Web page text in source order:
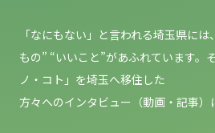
「なにもない」と言われる埼玉県に
もの” “いいこと”があふれています。
ノ・コト」を埼玉へ移住した
方々へのインタビュー（動画・記事）